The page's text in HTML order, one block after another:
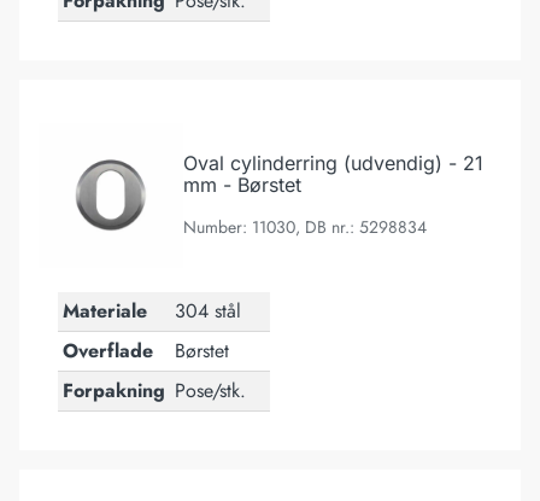
Oval cylinderring (udvendig) - 21
mm - Børstet
Number: 11030, DB nr.: 5298834
Materiale
304 stål
Overflade
Børstet
Forpakning Pose/stk.